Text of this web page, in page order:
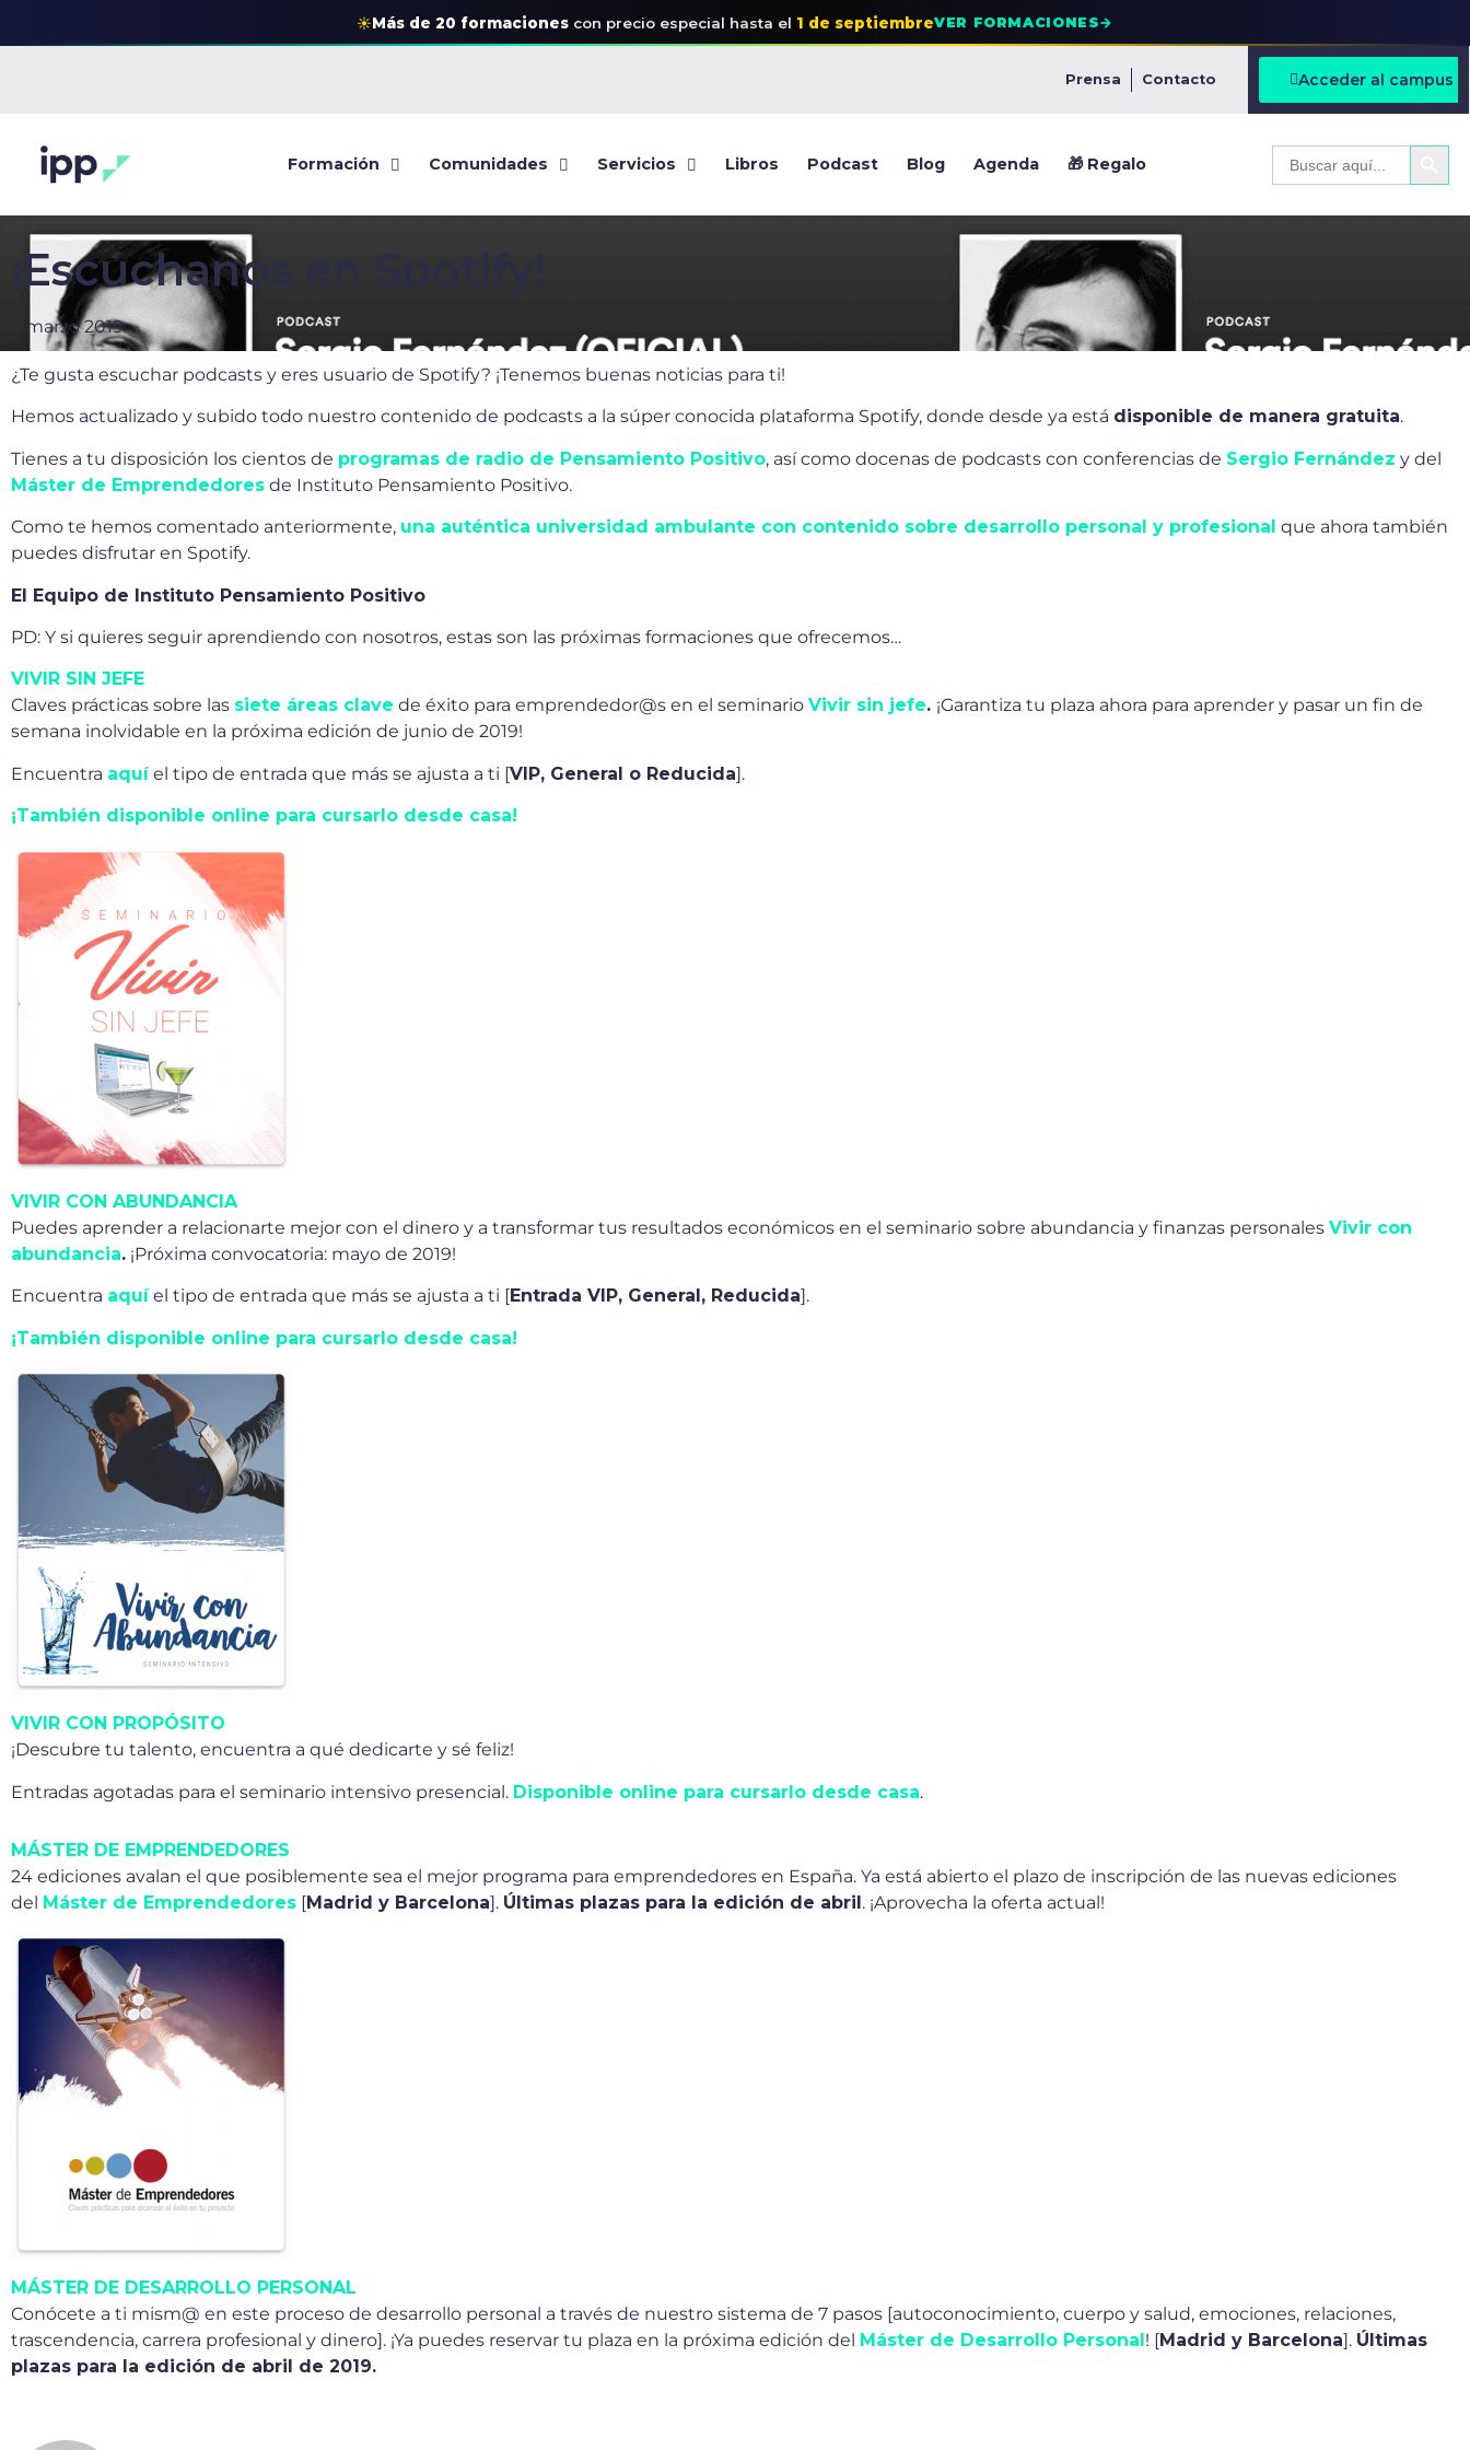
☀Más de 20 formaciones con precio especial hasta el 1 de septiembreVER FORMACIONES→
Prensa Contacto Acceder al campus
Formación Comunidades Servicios Libros Podcast Blog Agenda 🎁 Regalo
Buscar:
¡Escúchanos en Spotify!
5 marzo 2019
¿Te gusta escuchar podcasts y eres usuario de Spotify? ¡Tenemos buenas noticias para ti!
Hemos actualizado y subido todo nuestro contenido de podcasts a la súper conocida plataforma Spotify, donde desde ya está disponible de manera gratuita.
Tienes a tu disposición los cientos de programas de radio de Pensamiento Positivo, así como docenas de podcasts con conferencias de Sergio Fernández y del
Máster de Emprendedores de Instituto Pensamiento Positivo.
Como te hemos comentado anteriormente, una auténtica universidad ambulante con contenido sobre desarrollo personal y profesional que ahora también
puedes disfrutar en Spotify.
El Equipo de Instituto Pensamiento Positivo
PD: Y si quieres seguir aprendiendo con nosotros, estas son las próximas formaciones que ofrecemos…
VIVIR SIN JEFE
Claves prácticas sobre las siete áreas clave de éxito para emprendedor@s en el seminario Vivir sin jefe. ¡Garantiza tu plaza ahora para aprender y pasar un fin de
semana inolvidable en la próxima edición de junio de 2019!
Encuentra aquíel tipo de entrada que más se ajusta a ti [VIP, General o Reducida].
¡También disponible online para cursarlo desde casa!
VIVIR CON ABUNDANCIA
Puedes aprender a relacionarte mejor con el dinero y a transformar tus resultados económicos en el seminario sobre abundancia y finanzas personales Vivir con
abundancia. ¡Próxima convocatoria: mayo de 2019!
Encuentra aquíel tipo de entrada que más se ajusta a ti [Entrada VIP, General, Reducida].
¡También disponible online para cursarlo desde casa!
VIVIR CON PROPÓSITO
¡Descubre tu talento, encuentra a qué dedicarte y sé feliz!
Entradas agotadas para el seminario intensivo presencial. Disponible online para cursarlo desde casa.
MÁSTER DE EMPRENDEDORES
24 ediciones avalan el que posiblemente sea el mejor programa para emprendedores en España. Ya está abierto el plazo de inscripción de las nuevas ediciones
del Máster de Emprendedores [Madrid y Barcelona]. Últimas plazas para la edición de abril. ¡Aprovecha la oferta actual!
MÁSTER DE DESARROLLO PERSONAL
Conócete a ti mism@ en este proceso de desarrollo personal a través de nuestro sistema de 7 pasos [autoconocimiento, cuerpo y salud, emociones, relaciones,
trascendencia, carrera profesional y dinero]. ¡Ya puedes reservar tu plaza en la próxima edición del
Máster de Desarrollo Personal ! [Madrid y Barcelona]. Últimas
plazas para la edición de abril de 2019.